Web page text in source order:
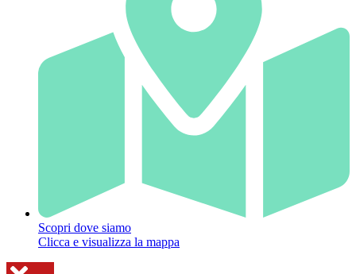
Scopri dove siamo
Clicca e visualizza la mappa